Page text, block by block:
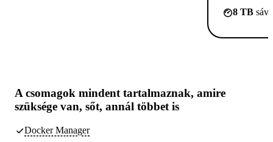
8 TB
A csomagok mindent tartalmaznak, amire
szüksége van, sőt, annál többet is
Docker Manager